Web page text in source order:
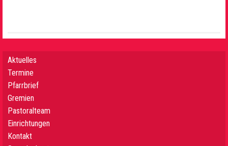
Aktuelles
Termine
Pfarrbrief
Gremien
Pastoralteam
Einrichtungen
Kontakt